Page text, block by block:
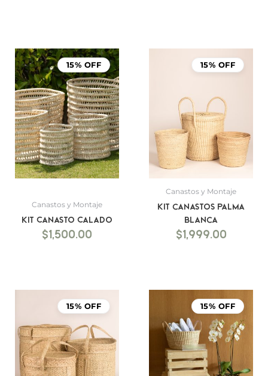
15% OFF
Canastos y Montaje
Kit Canasto Calado
$1,500.00
15% OFF
Canastos y Montaje
Kit canastos palma
blanca
$1,999.00
15% OFF 15% OFF